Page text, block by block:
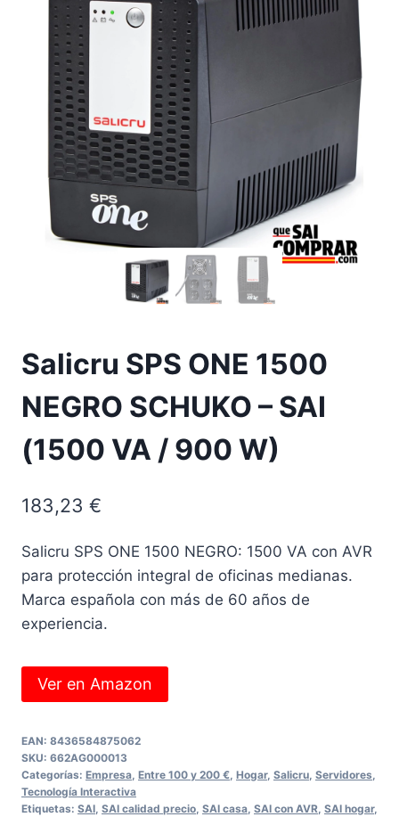
Salicru SPS ONE 1500
NEGRO SCHUKO – SAI
(1500 VA / 900 W)
183,23 €
Salicru SPS ONE 1500 NEGRO: 1500 VA con AVR
para protección integral de oficinas medianas.
Marca española con más de 60 años de
experiencia.
Ver en Amazon
EAN: 8436584875062
SKU: 662AG000013
Categorías: Empresa Entre 100 y 200 € Hogar, Salicru Servidores
Tecnología Interactiva
Etiquetas: SAI SAI calidad precio SAI casa SAI con AVR SAI hogar,